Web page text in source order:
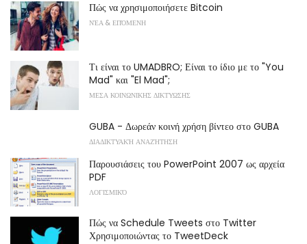
Πώς να χρησιμοποιήσετε Bitcoin
ΝΈΑ & ΕΠΌΜΕΝΗ
Τι είναι το UMADBRO; Είναι το ίδιο με το "You
Mad" και "El Mad";
ΜΕΣΑ ΚΟΙΝΩΝΙΚΗΣ ΔΙΚΤΥΩΣΗΣ
GUBA - Δωρεάν κοινή χρήση βίντεο στο GUBA
ΔΙΑΔΙΚΤΥΑΚΉ ΑΝΑΖΉΤΗΣΗ
Παρουσιάσεις του PowerPoint 2007 ως αρχεία
PDF
ΛΟΓΙΣΜΙΚΌ
Πώς να Schedule Tweets στο Twitter
Χρησιμοποιώντας το TweetDeck